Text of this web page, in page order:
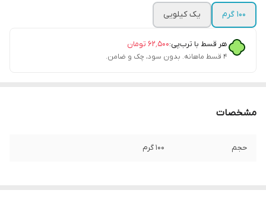
100 گرم
یک کیلویی
هر قسط با ترب‌پی:۶۲٬۵۰۰ تومان
۴ قسط ماهانه. بدون سود، چک و ضامن.
مشخصات
حجم ۱۰۰ گرم